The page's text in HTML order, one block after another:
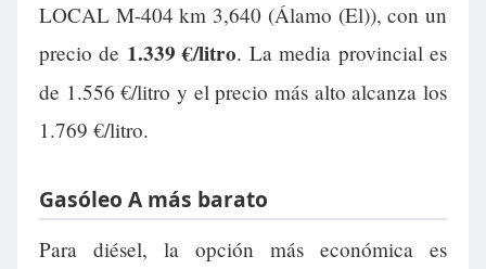
LOCAL M-404 km 3,640 (Álamo (El)), con un
precio de 1.339 €/litro. La media provincial es
de 1.556 €/litro y el precio más alto alcanza los
1.769 €/litro.
Gasóleo A más barato
Para diésel, la opción más económica es